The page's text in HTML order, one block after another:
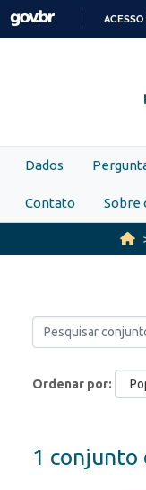
Skip to main content
Dados
Contato Sobre
Ordenar por
1 conjunto